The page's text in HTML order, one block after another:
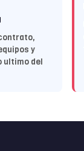
y
ultimo del